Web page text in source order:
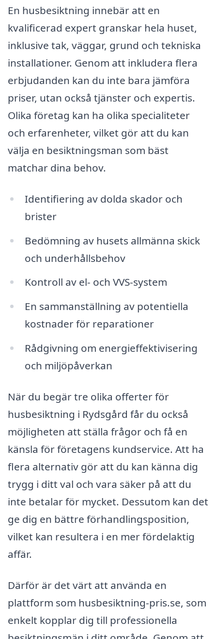
En husbesiktning innebär att en
kvalificerad expert granskar hela huset,
inklusive tak, väggar, grund och tekniska
installationer. Genom att inkludera flera
erbjudanden kan du inte bara jämföra
priser, utan också tjänster och expertis.
Olika företag kan ha olika specialiteter
och erfarenheter, vilket gör att du kan
välja en besiktningsman som bäst
matchar dina behov.
Identifiering av dolda skador och
brister
Bedömning av husets allmänna skick
och underhållsbehov
Kontroll av el- och VVS-system
En sammanställning av potentiella
kostnader för reparationer
Rådgivning om energieffektivisering
och miljöpåverkan
När du begär tre olika offerter för
husbesiktning i Rydsgård får du också
möjligheten att ställa frågor och få en
känsla för företagens kundservice. Att ha
flera alternativ gör att du kan känna dig
trygg i ditt val och vara säker på att du
inte betalar för mycket. Dessutom kan det
ge dig en bättre förhandlingsposition,
vilket kan resultera i en mer fördelaktig
affär.
Därför är det värt att använda en
plattform som husbesiktning-pris.se, som
enkelt kopplar dig till professionella